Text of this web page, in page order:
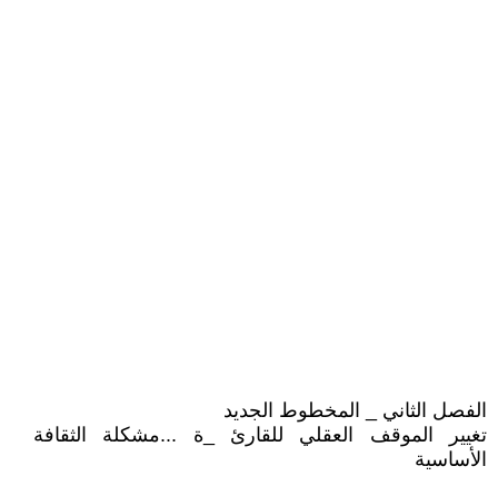
الفصل الثاني _ المخطوط الجديد
تغيير الموقف العقلي للقارئ _ة ...مشكلة الثقافة
الأساسية